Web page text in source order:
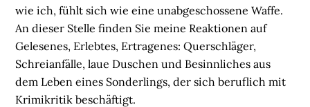
wie ich, fühlt sich wie eine unabgeschossene Waffe.
An dieser Stelle finden Sie meine Reaktionen auf
Gelesenes, Erlebtes, Ertragenes: Querschläger,
Schreianfälle, laue Duschen und Besinnliches aus
dem Leben eines Sonderlings, der sich beruflich mit
Krimikritik beschäftigt.